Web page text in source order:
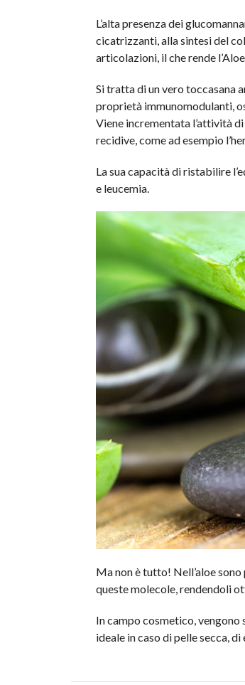
L’alta presenza dei
cicatrizzanti, alla sintesi del
articolazioni, il che rende
Si tratta di un vero toccasana
proprietà immunomodulanti,
Viene incrementata l’attività
recidive, come ad esempio
La sua capacità di ristabilire
e leucemia.
Ma non è tutto! Nell’aloe
queste molecole, rendendoli
In campo cosmetico,
ideale in caso di pelle secca,